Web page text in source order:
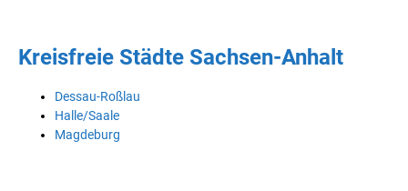
Kreisfreie Städte Sachsen-Anhalt
Dessau-Roßlau
Halle/Saale
Magdeburg